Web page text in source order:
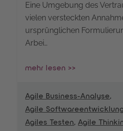
Eine Umgebung des
vielen versteckten
ursprünglichen
Arbei…
mehr lesen >>
Agile Business-Analyse,
Agile
Agiles Testen, Agile